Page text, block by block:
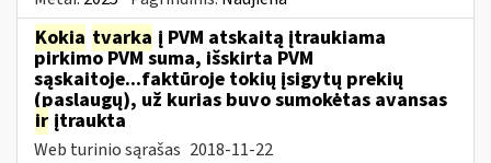
Kokia tvarka į PVM atskaitą įtraukiama
pirkimo PVM suma, išskirta PVM
sąskaitoje...faktūroje tokių įsigytų prekių
(paslaugų), už kurias buvo sumokėtas avansas
ir įtraukta
Web turinio sąrašas 2018-11-22